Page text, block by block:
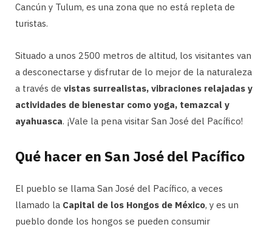
Cancún y Tulum, es una zona que no está repleta de
turistas.
Situado a unos 2500 metros de altitud, los visitantes van
a desconectarse y disfrutar de lo mejor de la naturaleza
a través de vistas surrealistas, vibraciones relajadas y
actividades de bienestar como yoga, temazcal y
ayahuasca. ¡Vale la pena visitar San José del Pacífico!
Qué hacer en San José del Pacífico
El pueblo se llama San José del Pacífico, a veces
llamado la Capital de los Hongos de México, y es un
pueblo donde los hongos se pueden consumir